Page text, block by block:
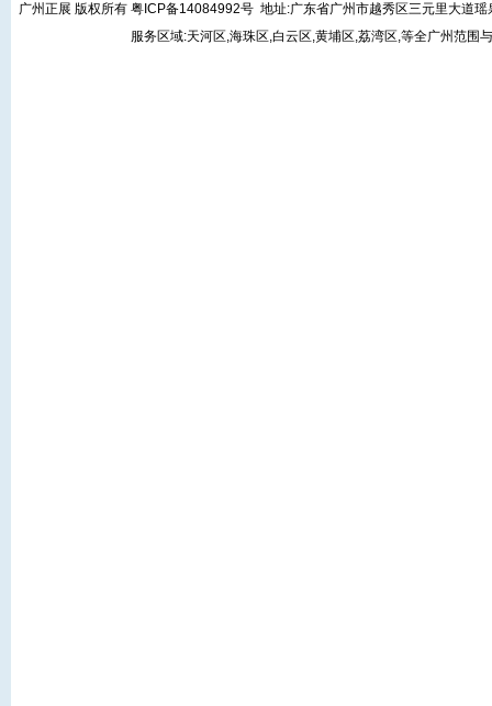
广州正展 版权所有 粤ICP备14084992号 地址:广东省广州市越秀区三元里大道
服务区域:天河区,海珠区,白云区,黄埔区,荔湾区,等全广州范围与